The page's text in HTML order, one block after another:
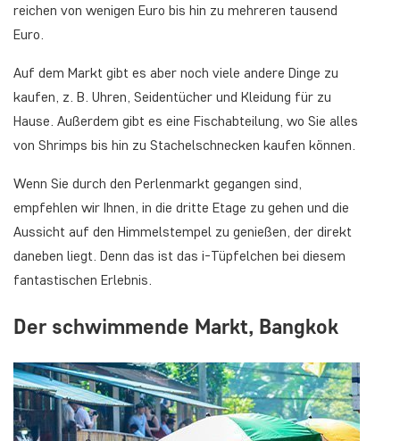
reichen von wenigen Euro bis hin zu mehreren tausend
Euro.
Auf dem Markt gibt es aber noch viele andere Dinge zu
kaufen, z. B. Uhren, Seidentücher und Kleidung für zu
Hause. Außerdem gibt es eine Fischabteilung, wo Sie alles
von Shrimps bis hin zu Stachelschnecken kaufen können.
Wenn Sie durch den Perlenmarkt gegangen sind,
empfehlen wir Ihnen, in die dritte Etage zu gehen und die
Aussicht auf den Himmelstempel zu genießen, der direkt
daneben liegt. Denn das ist das i-Tüpfelchen bei diesem
fantastischen Erlebnis.
Der schwimmende Markt, Bangkok